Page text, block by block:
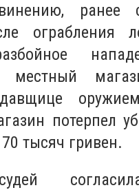
ранее
ограбления
потерпел
тысяч гривен.